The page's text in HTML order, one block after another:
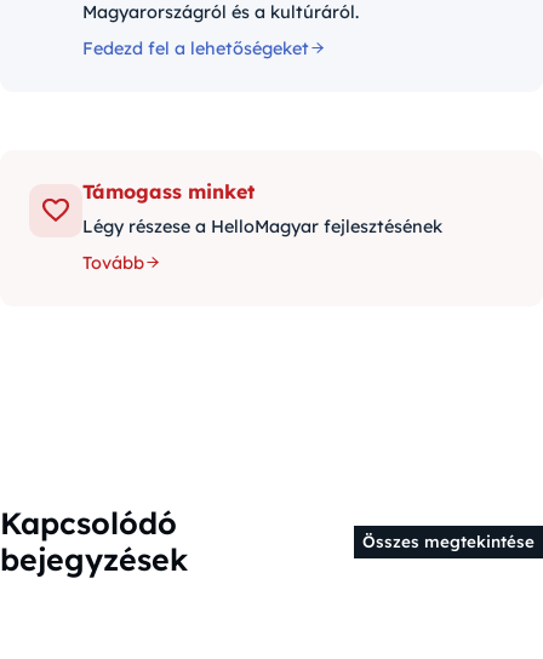
Magyarországról és a kultúráról.
Fedezd fel a lehetőségeket
Támogass minket
Légy részese a HelloMagyar fejlesztésének
Tovább
Kapcsolódó
bejegyzések
Összes megtekintése